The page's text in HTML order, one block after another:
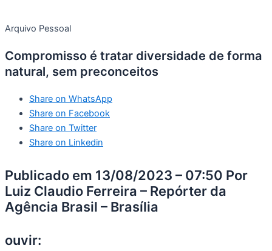
Arquivo Pessoal
Compromisso é tratar diversidade de forma
natural, sem preconceitos
Share on WhatsApp
Share on Facebook
Share on Twitter
Share on Linkedin
Publicado em 13/08/2023 – 07:50 Por
Luiz Claudio Ferreira – Repórter da
Agência Brasil – Brasília
ouvir: